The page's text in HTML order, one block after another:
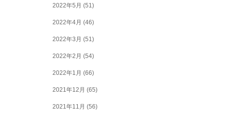
2022年5月 (51)
2022年4月 (46)
2022年3月 (51)
2022年2月 (54)
2022年1月 (66)
2021年12月 (65)
2021年11月 (56)